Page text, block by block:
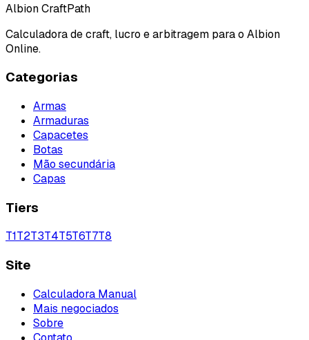
Albion CraftPath
Calculadora de craft, lucro e arbitragem para o Albion
Online.
Categorias
Armas
Armaduras
Capacetes
Botas
Mão secundária
Capas
Tiers
T1T2T3T4T5T6T7T8
Site
Calculadora Manual
Mais negociados
Sobre